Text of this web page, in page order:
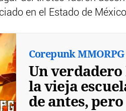
en el Estado de
Corepunk MMORPG
Un verdadero
la vieja
de antes,